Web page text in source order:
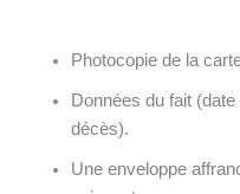
Photocopie de la
Données du fait
décès).
Une enveloppe